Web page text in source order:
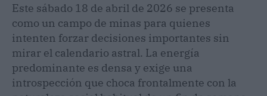
Este sábado 18 de abril de 2026 se presenta
como un campo de minas para quienes
intenten forzar decisiones importantes sin
mirar el calendario astral. La energía
predominante es densa y exige una
introspección que choca frontalmente con la